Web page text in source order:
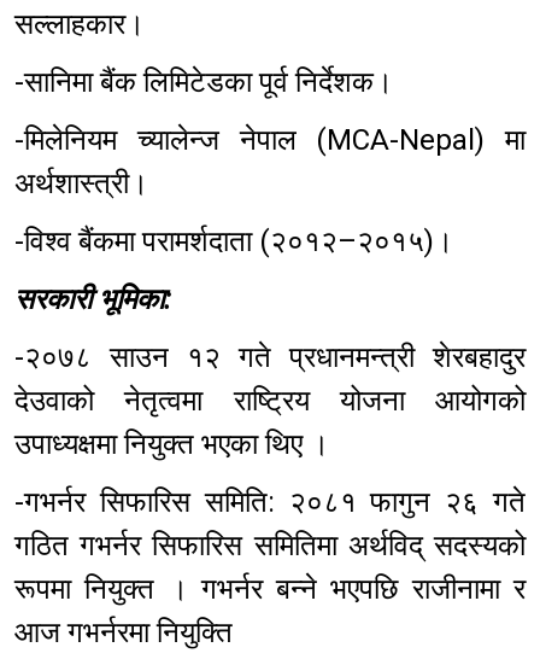
सल्लाहकार।
-सानिमा बैंक लिमिटेडका पूर्व निर्देशक।
-मिलेनियम च्यालेन्ज नेपाल (MCA-Nepal) मा
अर्थशास्त्री।
-विश्व बैंकमा परामर्शदाता (२०१२–२०१५)।
सरकारी भूमिका:
-२०७८ साउन १२ गते प्रधानमन्त्री शेरबहादुर
देउवाको नेतृत्वमा राष्ट्रिय योजना आयोगको
उपाध्यक्षमा नियुक्त भएका थिए ।
-गभर्नर सिफारिस समिति: २०८१ फागुन २६ गते
गठित गभर्नर सिफारिस समितिमा अर्थविद् सदस्यको
रूपमा नियुक्त । गभर्नर बन्ने भएपछि राजीनामा र
आज गभर्नरमा नियुक्ति